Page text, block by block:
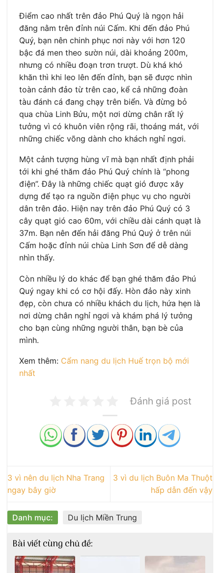
Điểm cao nhất trên đảo Phú Quý là ngọn hải
đăng nằm trên đỉnh núi Cấm. Khi đến đảo Phú
Quý, bạn nên chinh phục nơi này với hơn 120
bậc đá men theo sườn núi, dài khoảng 200m,
nhưng có nhiều đoạn trơn trượt. Dù khá khó
khăn thì khi leo lên đến đỉnh, bạn sẽ được nhìn
toàn cảnh đảo từ trên cao, kể cả những đoàn
tàu đánh cá đang chạy trên biển. Và đừng bỏ
qua chùa Linh Bửu, một nơi dừng chân rất lý
tưởng vì có khuôn viên rộng rãi, thoáng mát, với
những chiếc võng dành cho khách nghỉ ngơi.
Một cảnh tượng hùng vĩ mà bạn nhất định phải
tới khi ghé thăm đảo Phú Quý chính là “phong
điện”. Đây là những chiếc quạt gió được xây
dựng để tạo ra nguồn điện phục vụ cho người
dân trên đảo. Hiện nay trên đảo Phú Quý có 3
cây quạt gió cao 60m, với chiều dài cánh quạt là
37m. Bạn nên đến hải đăng Phú Quý ở trên núi
Cấm hoặc đỉnh núi chùa Linh Sơn để dễ dàng
nhìn thấy.
Còn nhiều lý do khác để bạn ghé thăm đảo Phú
Quý ngay khi có cơ hội đấy. Hòn đảo này xinh
đẹp, còn chưa có nhiều khách du lịch, hứa hẹn là
nơi dừng chân nghỉ ngơi và khám phá lý tưởng
cho bạn cùng những người thân, bạn bè của
mình.
Xem thêm: Cẩm nang du lịch Huế trọn bộ mới
nhất
Đánh giá post
3 vì nên du lịch Nha Trang
ngay bây giờ
3 vì du lịch Buôn Ma Thuột
hấp dẫn đến vậy
Danh mục: Du lịch Miền Trung
Bài viết cùng chủ đề: